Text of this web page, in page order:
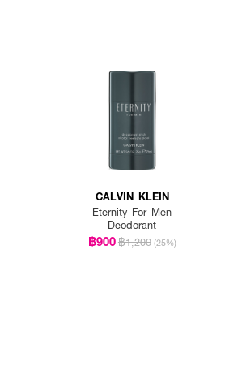
CALVIN KLEIN
Eternity For Men
Deodorant
฿900฿1,200 (25%)